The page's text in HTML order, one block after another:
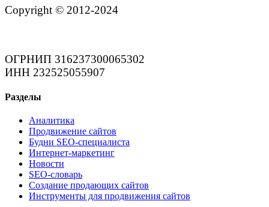
Copyright © 2012-2024
ОГРНИП 316237300065302
ИНН 232525055907
Разделы
Аналитика
Продвижение сайтов
Будни SEO-специалиста
Интернет-маркетинг
Новости
SEO-словарь
Создание продающих сайтов
Инструменты для продвижения сайтов